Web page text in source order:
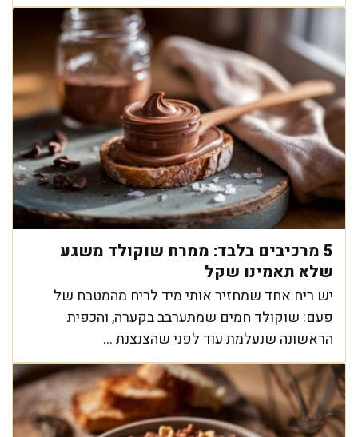
5 מרכיבים בלבד: ממרח שוקולד משגע
שלא תאמינו שקל
יש ריח אחד שמחזיר אותי מיד לריח מהמטבח של
פעם: שוקולד חמים שמתערבב בקערה, והכפית
הראשונה שנעלמת עוד לפני שהצנצנת ...